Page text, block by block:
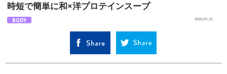
時短で簡単に和×洋プロテインスープ
BODY 2026.01.22